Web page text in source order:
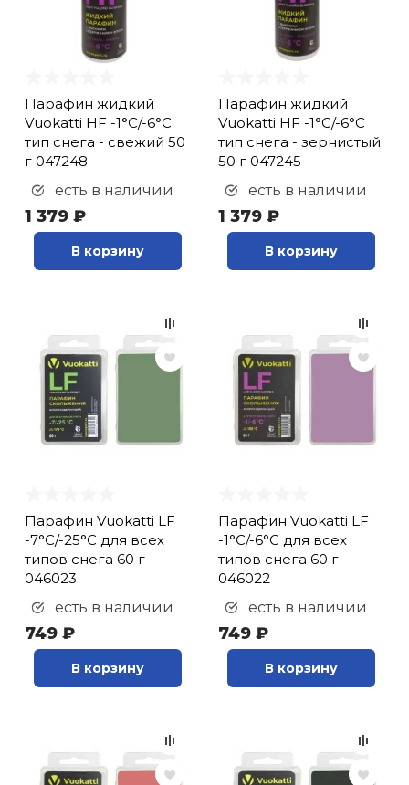
Парафин жидкий
Vuokatti HF -1°С/-6°С
тип снега - свежий 50
г 047248
есть в наличии
1 379 ₽
В корзину
Парафин жидкий
Vuokatti HF -1°С/-6°С
тип снега - зернистый
50 г 047245
есть в наличии
1 379 ₽
В корзину
Парафин Vuokatti LF
-7°С/-25°С для всех
типов снега 60 г
046023
есть в наличии
749 ₽
В корзину
Парафин Vuokatti LF
-1°С/-6°С для всех
типов снега 60 г
046022
есть в наличии
749 ₽
В корзину